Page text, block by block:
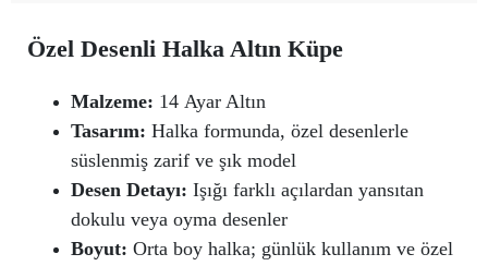
Özel Desenli Halka Altın Küpe
Malzeme: 14 Ayar Altın
Tasarım: Halka formunda, özel desenlerle
süslenmiş zarif ve şık model
Desen Detayı: Işığı farklı açılardan yansıtan
dokulu veya oyma desenler
Boyut: Orta boy halka; günlük kullanım ve özel